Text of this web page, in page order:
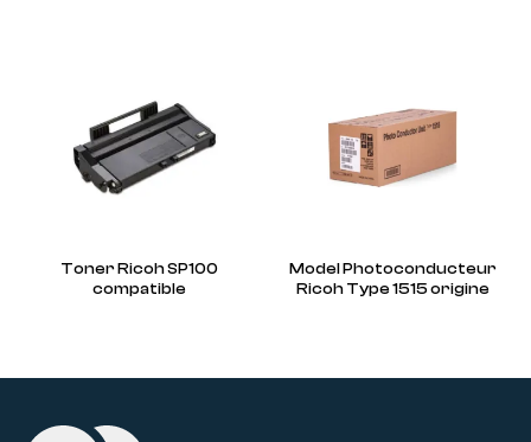
Toner Ricoh SP100
compatible
Model Photoconducteur
Ricoh Type 1515 origine